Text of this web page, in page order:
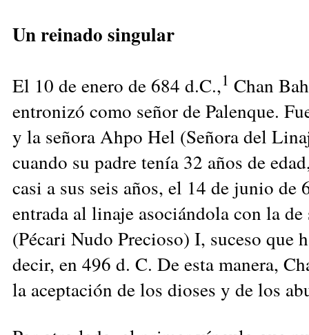
Un reinado singular
El 10 de enero de 684 d.C.,1 Chan
entronizó como señor de Palenque.
y la señora Ahpo Hel (Señora del
cuando su padre tenía 32 años de
casi a sus seis años, el 14 de junio
entrada al linaje asociándola con la
(Pécari Nudo Precioso) I, suceso que
decir, en 496 d. C. De esta manera,
la aceptación de los dioses y de los